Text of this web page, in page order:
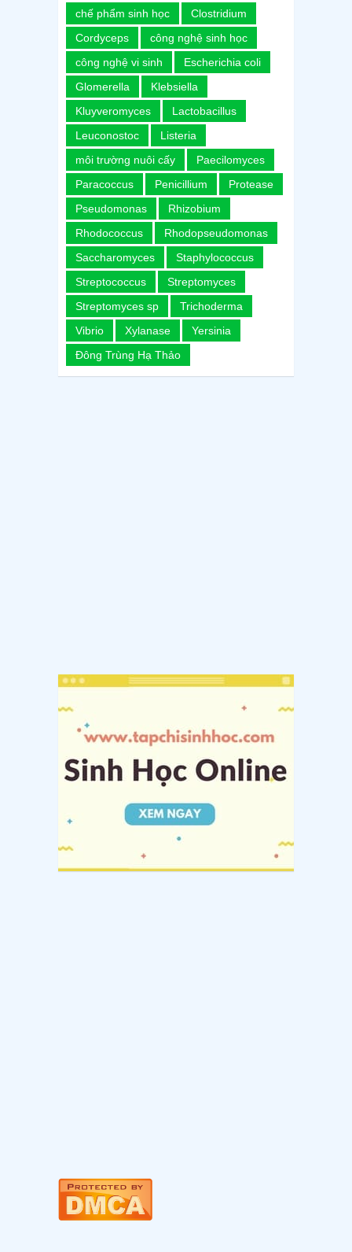
chế phẩm sinh học
Clostridium
Cordyceps
công nghệ sinh học
công nghệ vi sinh
Escherichia coli
Glomerella
Klebsiella
Kluyveromyces
Lactobacillus
Leuconostoc
Listeria
môi trường nuôi cấy
Paecilomyces
Paracoccus
Penicillium
Protease
Pseudomonas
Rhizobium
Rhodococcus
Rhodopseudomonas
Saccharomyces
Staphylococcus
Streptococcus
Streptomyces
Streptomyces sp
Trichoderma
Vibrio
Xylanase
Yersinia
Đông Trùng Hạ Thảo